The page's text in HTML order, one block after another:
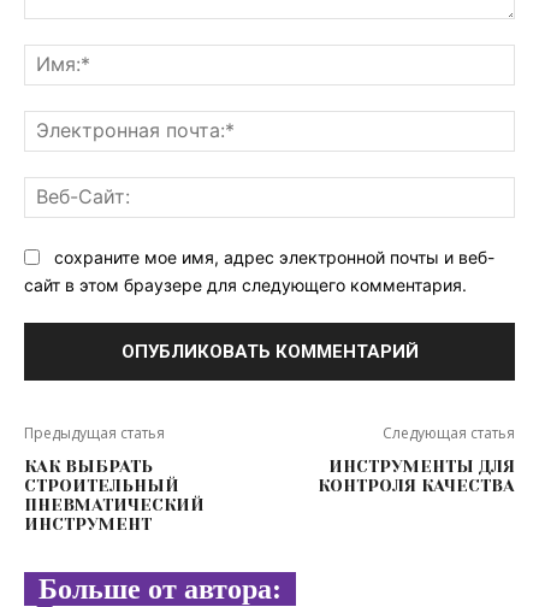
сохраните мое имя, адрес электронной почты и веб-
сайт в этом браузере для следующего комментария.
Предыдущая статья
КАК ВЫБРАТЬ
СТРОИТЕЛЬНЫЙ
ПНЕВМАТИЧЕСКИЙ
ИНСТРУМЕНТ
Следующая статья
ИНСТРУМЕНТЫ ДЛЯ
КОНТРОЛЯ КАЧЕСТВА
Больше от автора: